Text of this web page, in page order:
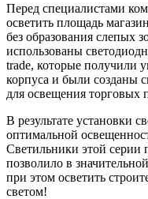
Перед специалистами
осветить площадь
без образования слепых
использованы
trade, которые получили
корпуса и были созданы
для освещения торговых
В результате установки
оптимальной
Светильники этой серии
позволило в
при этом осветить
светом!